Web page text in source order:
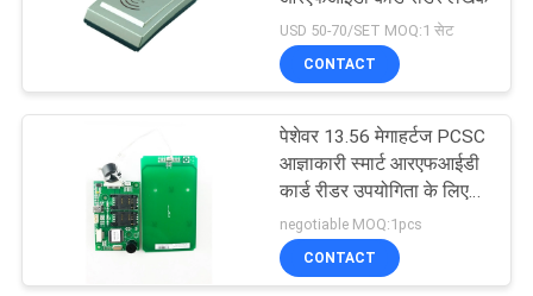
गुणवत्ता
नियंत्रण
USD 50-70/SET MOQ:1 सेट
CONTACT
पेशेवर 13.56 मेगाहर्टज PCSC
आज्ञाकारी स्मार्ट आरएफआईडी
कार्ड रीडर उपयोगिता के लिए
लेखक
negotiable MOQ:1pcs
CONTACT